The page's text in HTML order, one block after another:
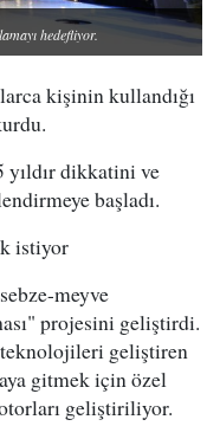
hedefliyor.
kişinin kullandığı
dikkatini ve
başladı.
istiyor
meyve
projesini geliştirdi.
teknolojileri geliştiren
gitmek için özel
geliştiriliyor.